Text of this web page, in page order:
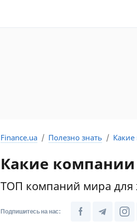
Finance.ua Полезно знать
Какие компании
ТОП компаний мира для
Подпишитесь на нас: